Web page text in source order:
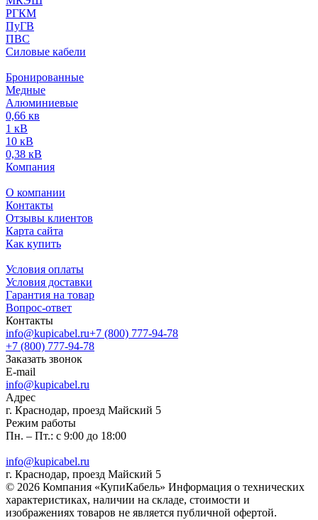
РГКМ
ПуГВ
ПВС
Силовые кабели
Бронированные
Медные
Алюминиевые
0,66 кв
1 кВ
10 кВ
0,38 кВ
Компания
О компании
Контакты
Отзывы клиентов
Карта сайта
Как купить
Условия оплаты
Условия доставки
Гарантия на товар
Вопрос-ответ
Контакты
info@kupicabel.ru+7 (800) 777-94-78
+7 (800) 777-94-78
Заказать звонок
E-mail
info@kupicabel.ru
Адрес
г. Краснодар, проезд Майский 5
Режим работы
Пн. – Пт.: с 9:00 до 18:00
info@kupicabel.ru
г. Краснодар, проезд Майский 5
© 2026 Компания «КупиКабель» Информация о технических
характеристиках, наличии на складе, стоимости и
изображениях товаров не является публичной офертой.